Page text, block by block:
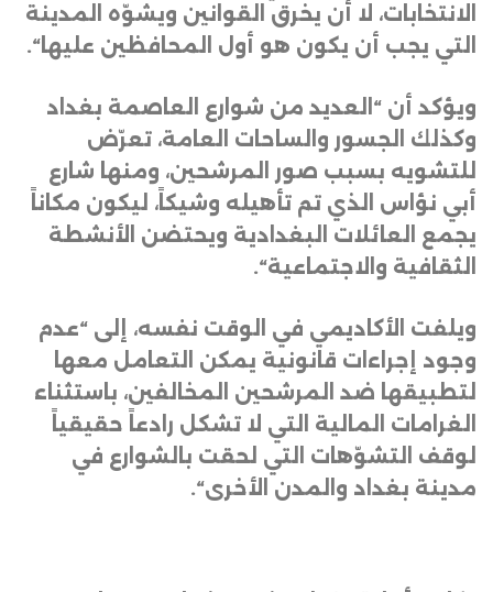
الانتخابات، لا أن يخرق القوانين ويشوّه المدينة
التي يجب أن يكون هو أول المحافظين عليها“.
ويؤكد أن “العديد من شوارع العاصمة بغداد
وكذلك الجسور والساحات العامة، تعرّض
للتشويه بسبب صور المرشحين، ومنها شارع
أبي نؤاس الذي تم تأهيله وشيكاً، ليكون مكاناً
يجمع العائلات البغدادية ويحتضن الأنشطة
الثقافية والاجتماعية“.
ويلفت الأكاديمي في الوقت نفسه، إلى “عدم
وجود إجراءات قانونية يمكن التعامل معها
لتطبيقها ضد المرشحين المخالفين، باستثناء
الغرامات المالية التي لا تشكل رادعاً حقيقياً
لوقف التشوّهات التي لحقت بالشوارع في
مدينة بغداد والمدن الأخرى“.